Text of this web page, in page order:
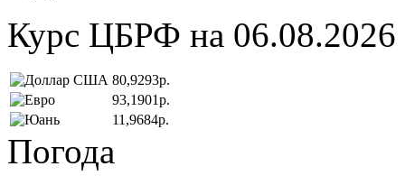
Курс ЦБРФ на 06.08.2026
80,9293р.
93,1901р.
11,9684р.
Погода